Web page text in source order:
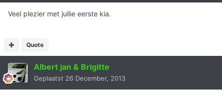
Veel plezier met jullie eerste kia.
Quote
Albert jan & Brigitte
Geplaatst 26 December, 2013